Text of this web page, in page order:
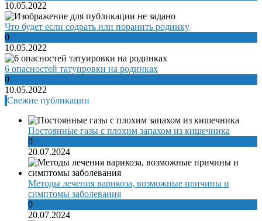
10.05.2022
Что будет если содрать или поранить родинку
0
10.05.2022
6 опасностей татуировки на родинках
0
10.05.2022
Свежие публикации
Постоянные газы с плохим запахом из кишечника
0
20.07.2024
Методы лечения варикоза, возможные причины и
симптомы заболевания
0
20.07.2024